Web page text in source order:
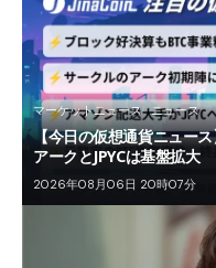
マーケットニュース ニュース
【今日の仮想通貨ニュー
アークとJPYCは基盤拡大
2026年08月06日 20時07分